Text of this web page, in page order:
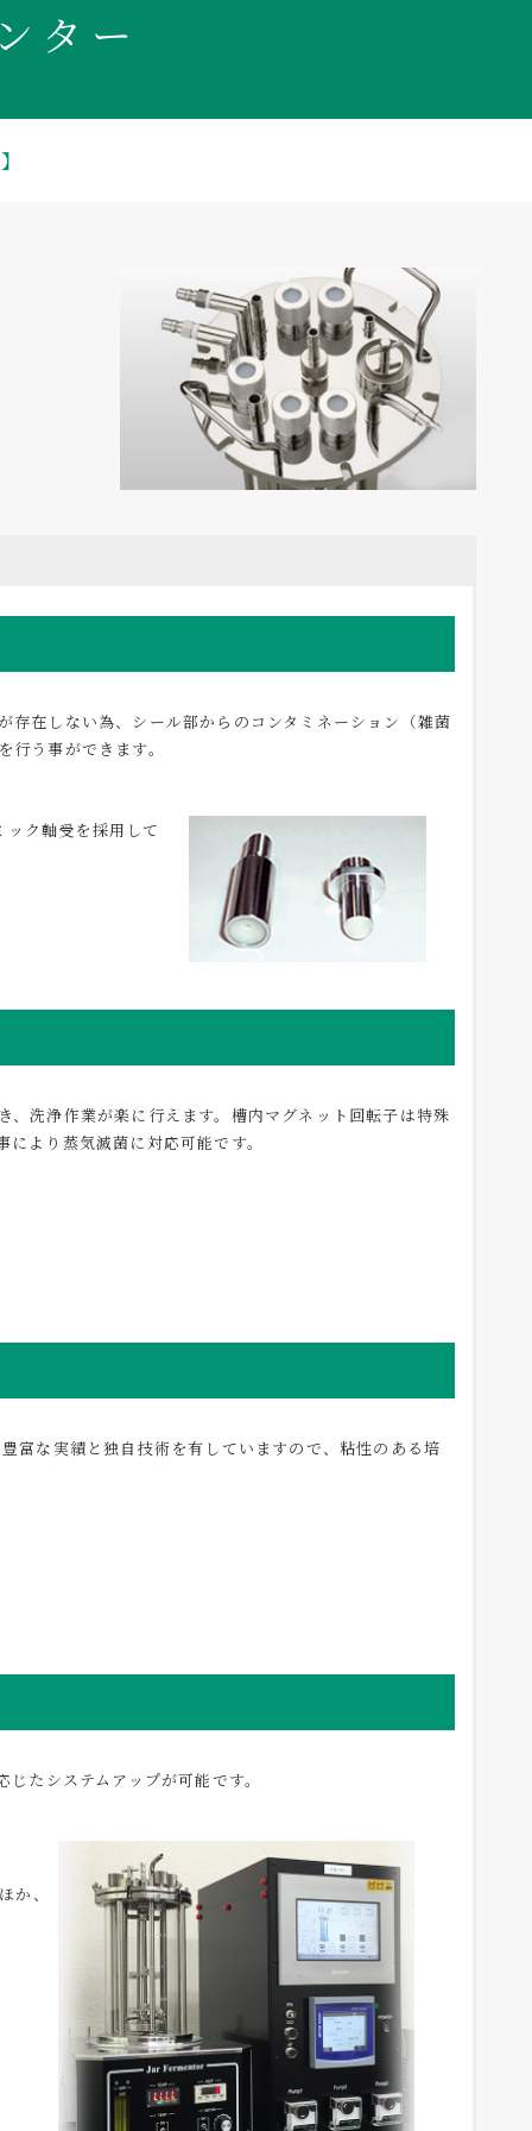
ター
存在しない為、シール部からのコンタミネーション（雑菌
う事ができます。
ク軸受を採用して
、洗浄作業が楽に行えます。槽内マグネット回転子は特殊
より蒸気滅菌に対応可能です。
富な実績と独自技術を有していますので、粘性のある培
たシステムアップが可能です。
か、